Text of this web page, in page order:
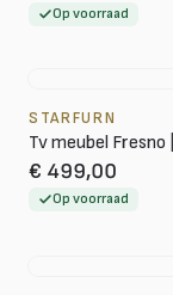
Op voorraad
STARFURN
Tv meubel Fresno
€ 499,00
Op voorraad